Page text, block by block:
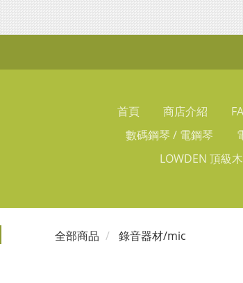
首頁 商店介紹
數碼鋼琴 / 電鋼琴
LOWDEN 頂級
全部商品 錄音器材/mic